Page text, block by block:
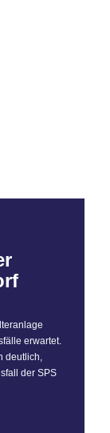
erwartet.
deutlich,
der SPS